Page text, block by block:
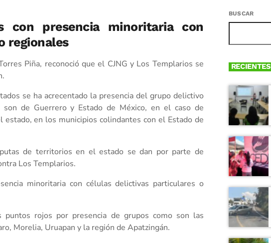
con presencia minoritaria con
regionales
Piña, reconoció que el CJNG y Los Templarios se
se ha acrecentado la presencia del grupo delictivo
son de Guerrero y Estado de México, en el caso de
en los municipios colindantes con el Estado de
de territorios en el estado se dan por parte de
Los Templarios.
minoritaria con células delictivas particulares o
rojos por presencia de grupos como son las
Morelia, Uruapan y la región de Apatzingán.
BUSCAR
RECIENTES